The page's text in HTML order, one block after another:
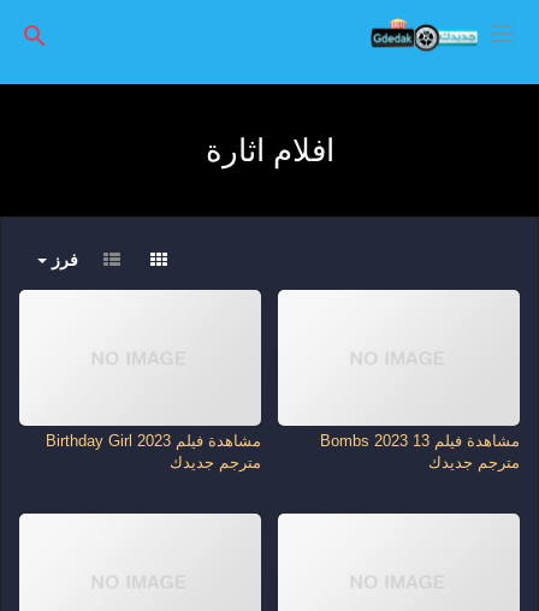
افلام اثارة
فرز
مشاهدة فيلم 13 Bombs 2023
مترجم جديدك
مشاهدة فيلم Birthday Girl 2023
مترجم جديدك